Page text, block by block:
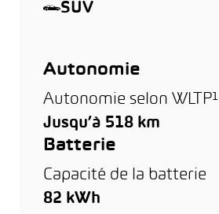
SUV
Autonomie
Autonomie selon WLTP¹
Jusqu’à 518 km
Batterie
Capacité de la batterie
82 kWh